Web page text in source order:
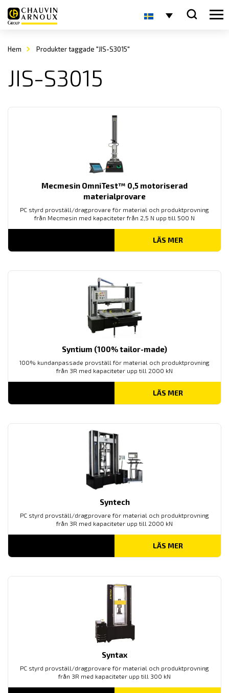
Hem Produkter taggade "JIS-S3015"
JIS-S3015
Mecmesin OmniTest™ 0,5 motoriserad
materialprovare
PC styrd provställ/dragprovare för material och produktprovning
från Mecmesin med kapaciteter från 2,5 N upp till 500 N
LÄS MER
Syntium (100% tailor-made)
100% kundanpassade provställ för material och produktprovning
från 3R med kapaciteter upp till 2000 kN
LÄS MER
Syntech
PC styrd provställ/dragprovare för material och produktprovning
från 3R med kapaciteter upp till 2000 kN
LÄS MER
Syntax
PC styrd provställ/dragprovare för material och produktprovning
från 3R med kapaciteter upp till 300 kN